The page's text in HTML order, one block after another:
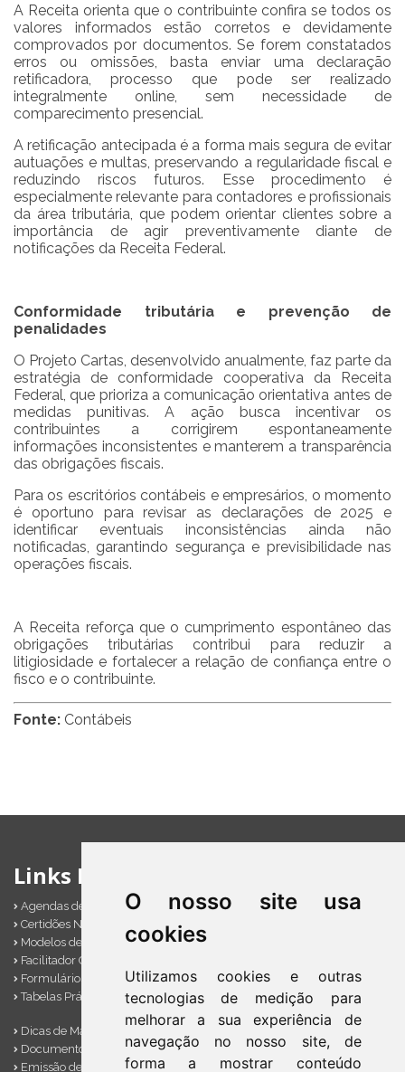
O nosso site usa
cookies
Utilizamos cookies e outras
tecnologias de medição para
melhorar a sua experiência de
navegação no nosso site, de
forma a mostrar conteúdo
A Receita orienta que o contribuinte confira se todos os
valores informados estão corretos e devidamente
comprovados por documentos. Se forem constatados
erros ou omissões, basta enviar uma declaração
retificadora, processo que pode ser realizado
integralmente online, sem necessidade de
comparecimento presencial.
A retificação antecipada é a forma mais segura de evitar
autuações e multas, preservando a regularidade fiscal e
reduzindo riscos futuros. Esse procedimento é
especialmente relevante para contadores e profissionais
da área tributária, que podem orientar clientes sobre a
importância de agir preventivamente diante de
notificações da Receita Federal.
Conformidade tributária e prevenção de
penalidades
O Projeto Cartas, desenvolvido anualmente, faz parte da
estratégia de conformidade cooperativa da Receita
Federal, que prioriza a comunicação orientativa antes de
medidas punitivas. A ação busca incentivar os
contribuintes a corrigirem espontaneamente
informações inconsistentes e manterem a transparência
das obrigações fiscais.
Para os escritórios contábeis e empresários, o momento
é oportuno para revisar as declarações de 2025 e
identificar eventuais inconsistências ainda não
notificadas, garantindo segurança e previsibilidade nas
operações fiscais.
A Receita reforça que o cumprimento espontâneo das
obrigações tributárias contribui para reduzir a
litigiosidade e fortalecer a relação de confiança entre o
fisco e o contribuinte.
Fonte: Contábeis
Links Importantes
Agendas de Obrigações
Certidões Negativas
Modelos de Documentos
Facilitador Contábil
Formulários Diversos
Tabelas Práticas
Dicas de Marketing
Documentos Importantes
Emissão de Notas